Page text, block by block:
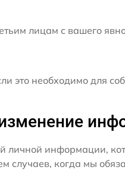
лицам с вашего
необходимо для
личной информации,
когда мы